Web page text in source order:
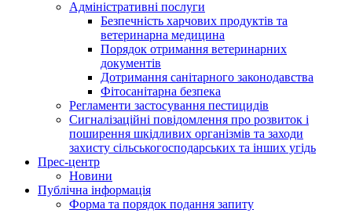
Адміністративні послуги
Безпечність харчових продуктів та
ветеринарна медицина
Порядок отримання ветеринарних
документів
Дотримання санітарного законодавства
Фітосанітарна безпека
Регламенти застосування пестицидів
Сигналізаційні повідомлення про розвиток і
поширення шкідливих організмів та заходи
захисту сільськогосподарських та інших угідь
Прес-центр
Новини
Публічна інформація
Форма та порядок подання запиту